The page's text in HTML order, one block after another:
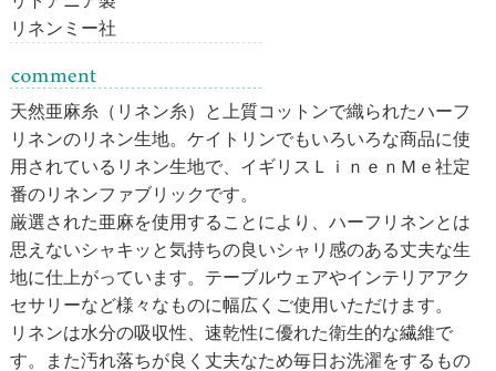
リネンミー社
天然亜麻糸（リネン糸）と上質コットンで織られたハーフ
リネンのリネン生地。ケイトリンでもいろいろな商品に使
用されているリネン生地で、イギリスＬｉｎｅｎＭｅ社定
番のリネンファブリックです。
厳選された亜麻を使用することにより、ハーフリネンとは
思えないシャキッと気持ちの良いシャリ感のある丈夫な生
地に仕上がっています。テーブルウェアやインテリアアク
セサリーなど様々なものに幅広くご使用いただけます。
リネンは水分の吸収性、速乾性に優れた衛生的な繊維で
す。また汚れ落ちが良く丈夫なため毎日お洗濯をするもの